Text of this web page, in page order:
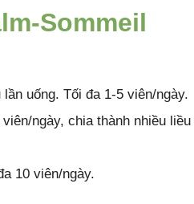
Sommeil
uống. Tối đa 1-5 viên/ngày.
ngày, chia thành nhiều liều
10 viên/ngày.